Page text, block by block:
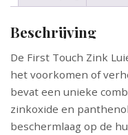
Beschrijving
De First Touch Zink
het voorkomen of
bevat een unieke
zinkoxide en
beschermlaag op de